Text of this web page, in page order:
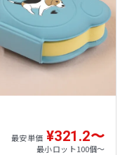
最安単価 ¥321.2〜
最小ロット100個〜